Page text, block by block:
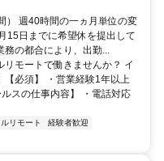
） 週40時間の一ヵ月単位の変
15日までに希望休を提出して
務の都合により、出勤...
リモートで働きませんか？ イ
【必須】 ・営業経験1年以上
スの仕事内容】 ・電話対応
ルリモート
経験者歓迎